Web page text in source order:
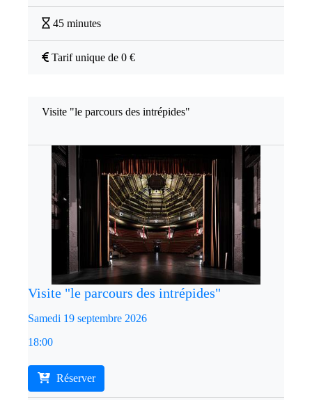
45 minutes
Tarif unique de 0 €
Visite "le parcours des intrépides"
Visite "le parcours des intrépides"
Samedi 19 septembre 2026
18:00
Réserver